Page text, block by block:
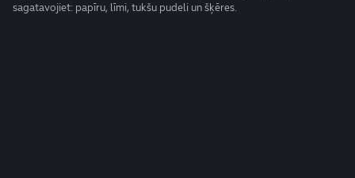
sagatavojiet: papīru, līmi, tukšu pudeli un šķēres.